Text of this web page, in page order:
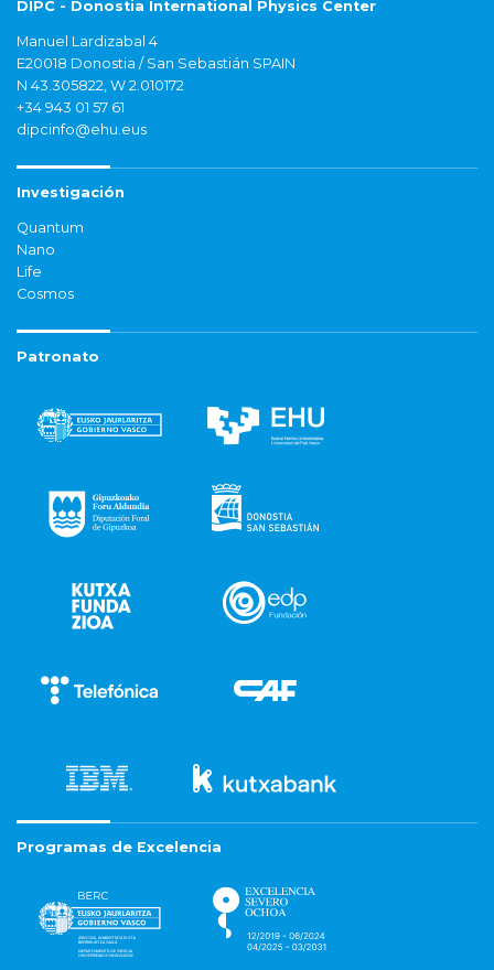
DIPC - Donostia International Physics Center
Manuel Lardizabal 4
E20018 Donostia / San Sebastián SPAIN
N 43.305822, W 2.010172
+34 943 01 57 61
dipcinfo@ehu.eus
Investigación
Quantum
Nano
Life
Cosmos
Patronato
Programas de Excelencia